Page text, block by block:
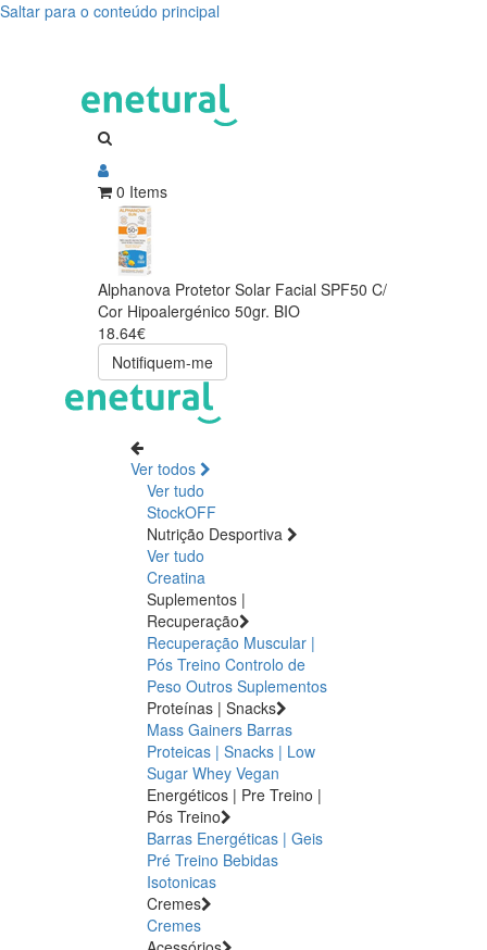
Saltar para o conteúdo principal
0 Items
Alphanova Protetor Solar Facial SPF50 C/
Cor Hipoalergénico 50gr. BIO
18.64€
Notifiquem-me
Ver todos
Ver tudo
StockOFF
Nutrição Desportiva
Ver tudo
Creatina
Suplementos |
Recuperação
Recuperação Muscular |
Pós Treino Controlo de
Peso Outros Suplementos
Proteínas | Snacks
Mass Gainers Barras
Proteicas | Snacks | Low
Sugar Whey Vegan
Energéticos | Pre Treino |
Pós Treino
Barras Energéticas | Geis
Pré Treino Bebidas
Isotonicas
Cremes
Cremes